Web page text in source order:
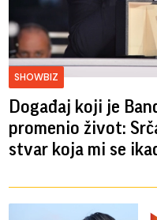
SHOWBIZ
Događaj koji je
promenio život:
stvar koja mi se